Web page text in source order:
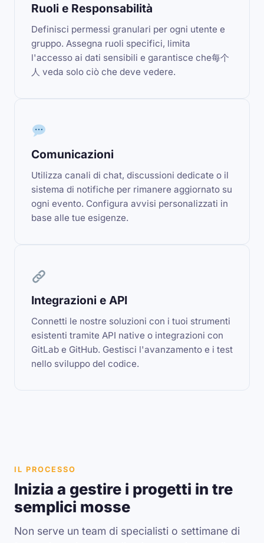
Ruoli e Responsabilità
Definisci permessi granulari per ogni utente e
gruppo. Assegna ruoli specifici, limita
l'accesso ai dati sensibili e garantisce che每个
人 veda solo ciò che deve vedere.
Comunicazioni
Utilizza canali di chat, discussioni dedicate o il
sistema di notifiche per rimanere aggiornato su
ogni evento. Configura avvisi personalizzati in
base alle tue esigenze.
Integrazioni e API
Connetti le nostre soluzioni con i tuoi strumenti
esistenti tramite API native o integrazioni con
GitLab e GitHub. Gestisci l'avanzamento e i test
nello sviluppo del codice.
IL PROCESSO
Inizia a gestire i progetti in tre
semplici mosse
Non serve un team di specialisti o settimane di